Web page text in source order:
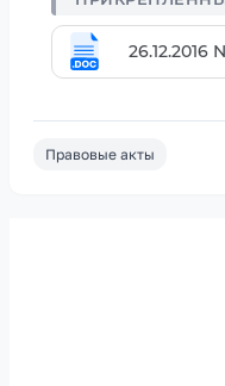
26.12.2016
Правовые акты